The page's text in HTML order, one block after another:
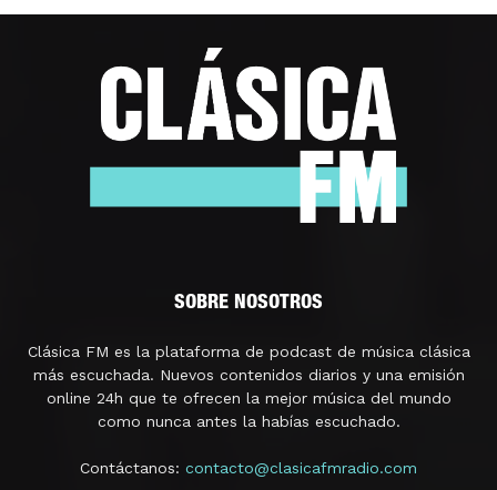
SOBRE NOSOTROS
Clásica FM es la plataforma de podcast de música clásica
más escuchada. Nuevos contenidos diarios y una emisión
online 24h que te ofrecen la mejor música del mundo
como nunca antes la habías escuchado.
Contáctanos: contacto@clasicafmradio.com